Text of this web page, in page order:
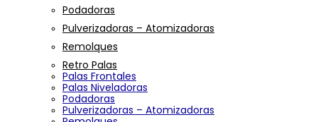
Podadoras
Pulverizadoras – Atomizadoras
Remolques
Retro Palas
Palas Frontales
Palas Niveladoras
Podadoras
Pulverizadoras – Atomizadoras